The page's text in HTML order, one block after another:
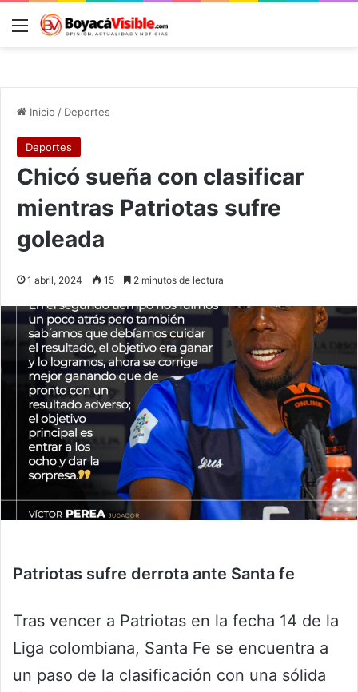
Menú
Inicio / Deportes
Deportes
Chicó sueña con clasificar
mientras Patriotas sufre
goleada
1 abril, 2024 15 2 minutos de lectura
Patriotas sufre derrota ante Santa fe
Tras vencer a Patriotas en la fecha 14 de la
Liga colombiana, Santa Fe se encuentra a
un paso de la clasificación con una sólida